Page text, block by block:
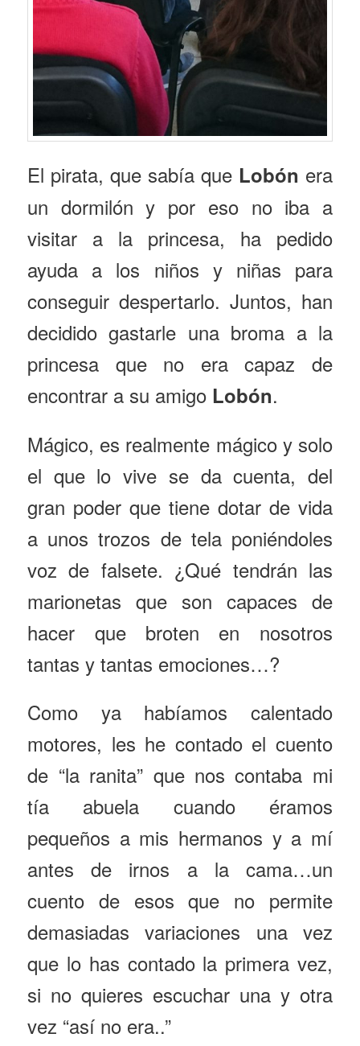
El pirata, que sabía que Lobón era
un dormilón y por eso no iba a
visitar a la princesa, ha pedido
ayuda a los niños y niñas para
conseguir despertarlo. Juntos, han
decidido gastarle una broma a la
princesa que no era capaz de
encontrar a su amigo Lobón.
Mágico, es realmente mágico y solo
el que lo vive se da cuenta, del
gran poder que tiene dotar de vida
a unos trozos de tela poniéndoles
voz de falsete. ¿Qué tendrán las
marionetas que son capaces de
hacer que broten en nosotros
tantas y tantas emociones…?
Como ya habíamos calentado
motores, les he contado el cuento
de “la ranita” que nos contaba mi
tía abuela cuando éramos
pequeños a mis hermanos y a mí
antes de irnos a la cama…un
cuento de esos que no permite
demasiadas variaciones una vez
que lo has contado la primera vez,
si no quieres escuchar una y otra
vez “así no era..”